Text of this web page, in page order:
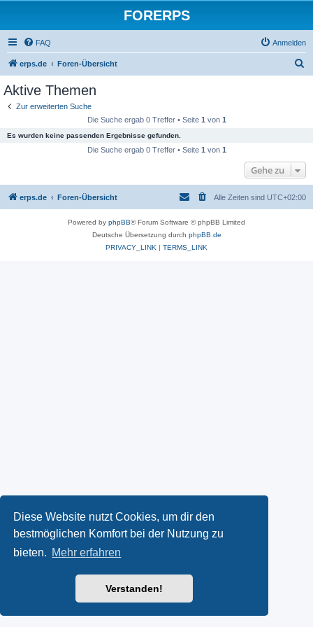
Diese Website nutzt Cookies, um dir den
bestmöglichen Komfort bei der Nutzung zu
bieten. Mehr erfahren
Verstanden!
FORERPS
FAQ Anmelden
erps.de Foren-Übersicht
Aktive Themen
Zur erweiterten Suche
Die Suche ergab 0 Treffer • Seite 1 von 1
Es wurden keine passenden Ergebnisse gefunden.
Die Suche ergab 0 Treffer • Seite 1 von 1
Gehe zu
erps.de Foren-Übersicht Alle Zeiten sind UTC+02:00
Powered by phpBB® Forum Software © phpBB Limited
Deutsche Übersetzung durch phpBB.de
PRIVACY_LINK | TERMS_LINK